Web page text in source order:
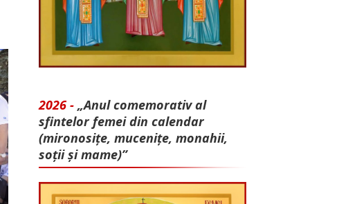
2026 - „Anul comemorativ al
sfintelor femei din calendar
(mironosițe, mu­cenițe, monahii,
soții și mame)”